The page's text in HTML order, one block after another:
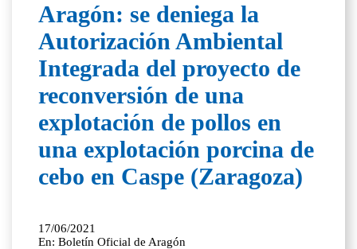
Aragón: se deniega la
Autorización Ambiental
Integrada del proyecto de
reconversión de una
explotación de pollos en
una explotación porcina de
cebo en Caspe (Zaragoza)
17/06/2021
En: Boletín Oficial de Aragón